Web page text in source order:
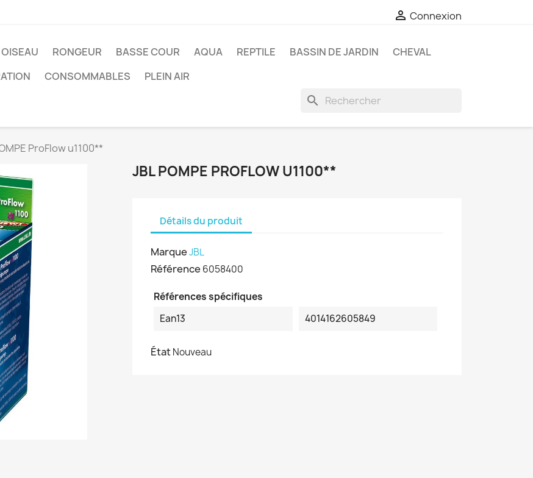
 Connexion
OISEAU RONGEUR BASSE COUR AQUA REPTILE BASSIN DE JARDIN
CHEVAL
CONSOMMABLES PLEIN AIR
search
ProFlow u1100**
JBL POMPE PROFLOW U1100**
Détails du produit
MarqueJBL
Référence 6058400
Références spécifiques
Ean13
4014162605849
ÉtatNouveau